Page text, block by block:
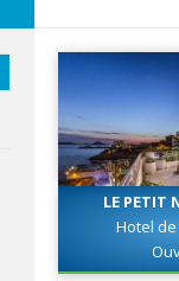
LE PETIT
Hotel